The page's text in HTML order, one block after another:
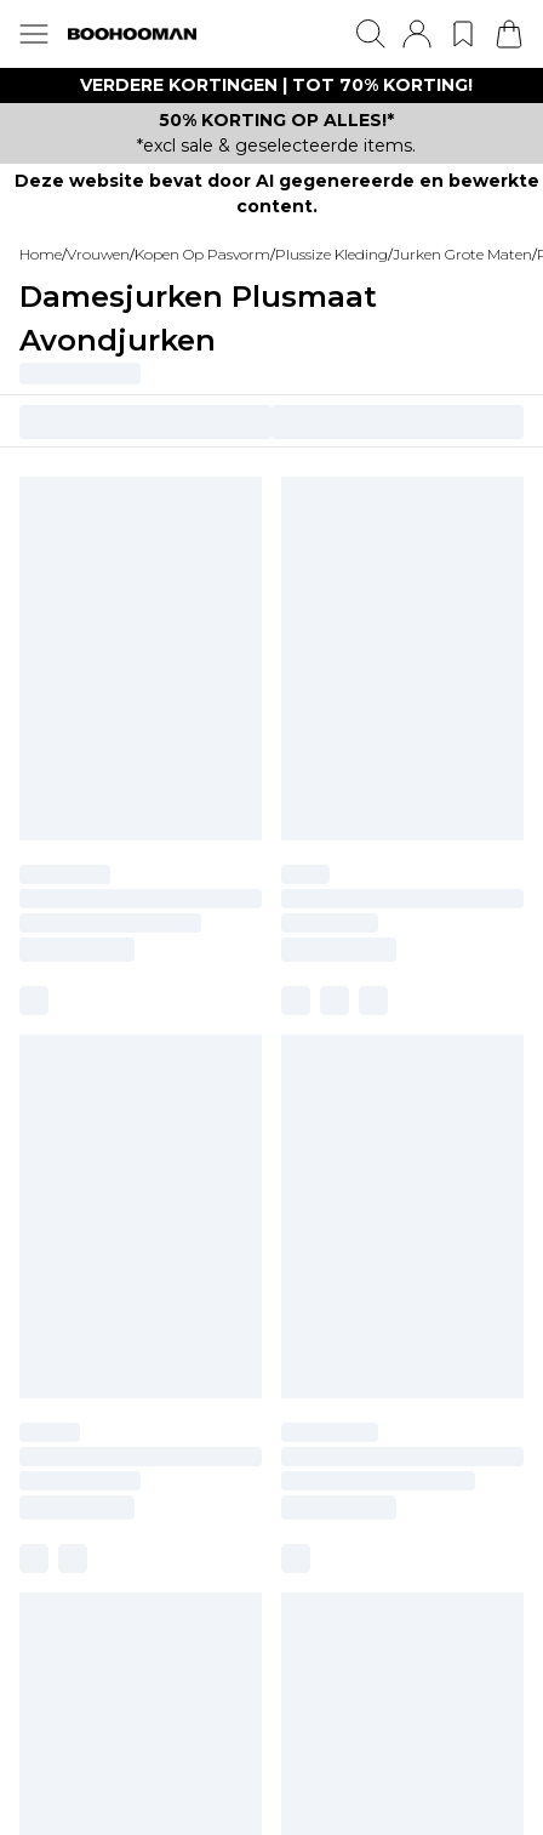
VERDERE KORTINGEN | TOT 70% KORTING!
50% KORTING OP ALLES!*
*excl sale & geselecteerde items.
Deze website bevat door AI gegenereerde en bewerkte
content.
Home/Vrouwen/Kopen Op Pasvorm/Plussize Kleding/Jurken Grote Maten/
Damesjurken Plusmaat
Avondjurken